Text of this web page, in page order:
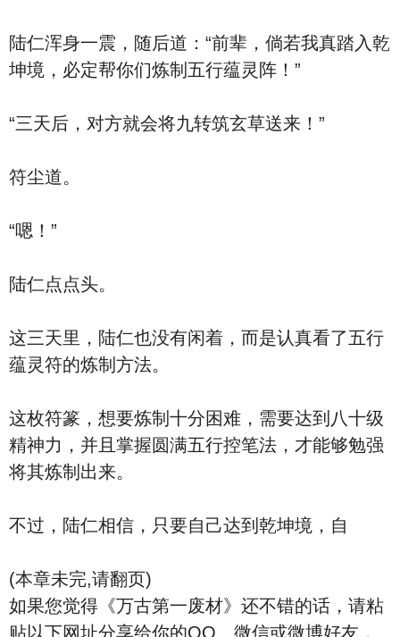
陆仁浑身一震，随后道：“前辈，倘若我真踏入乾
坤境，必定帮你们炼制五行蕴灵阵！”
“三天后，对方就会将九转筑玄草送来！”
符尘道。
“嗯！”
陆仁点点头。
这三天里，陆仁也没有闲着，而是认真看了五行
蕴灵符的炼制方法。
这枚符篆，想要炼制十分困难，需要达到八十级
精神力，并且掌握圆满五行控笔法，才能够勉强
将其炼制出来。
不过，陆仁相信，只要自己达到乾坤境，自
(本章未完,请翻页)
如果您觉得《万古第一废材》还不错的话，请粘
贴以下网址分享给你的QQ、微信或微博好友，